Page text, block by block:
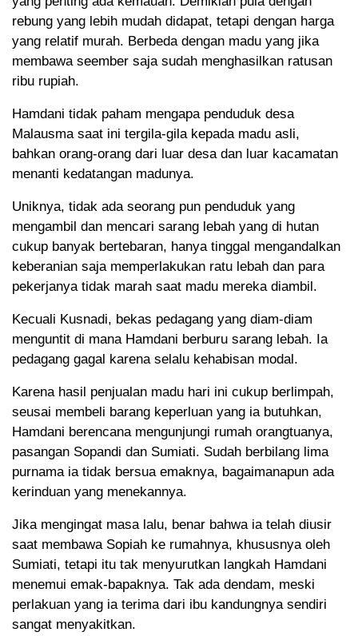
rebung yang lebih mudah didapat, tetapi dengan harga
yang relatif murah. Berbeda dengan madu yang jika
membawa seember saja sudah menghasilkan ratusan
ribu rupiah.
Hamdani tidak paham mengapa penduduk desa
Malausma saat ini tergila-gila kepada madu asli,
bahkan orang-orang dari luar desa dan luar kacamatan
menanti kedatangan madunya.
Uniknya, tidak ada seorang pun penduduk yang
mengambil dan mencari sarang lebah yang di hutan
cukup banyak bertebaran, hanya tinggal mengandalkan
keberanian saja memperlakukan ratu lebah dan para
pekerjanya tidak marah saat madu mereka diambil.
Kecuali Kusnadi, bekas pedagang yang diam-diam
menguntit di mana Hamdani berburu sarang lebah. Ia
pedagang gagal karena selalu kehabisan modal.
Karena hasil penjualan madu hari ini cukup berlimpah,
seusai membeli barang keperluan yang ia butuhkan,
Hamdani berencana mengunjungi rumah orangtuanya,
pasangan Sopandi dan Sumiati. Sudah berbilang lima
purnama ia tidak bersua emaknya, bagaimanapun ada
kerinduan yang menekannya.
Jika mengingat masa lalu, benar bahwa ia telah diusir
saat membawa Sopiah ke rumahnya, khususnya oleh
Sumiati, tetapi itu tak menyurutkan langkah Hamdani
menemui emak-bapaknya. Tak ada dendam, meski
perlakuan yang ia terima dari ibu kandungnya sendiri
sangat menyakitkan.